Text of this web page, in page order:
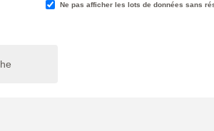
Ne pas afficher les lots de données sans